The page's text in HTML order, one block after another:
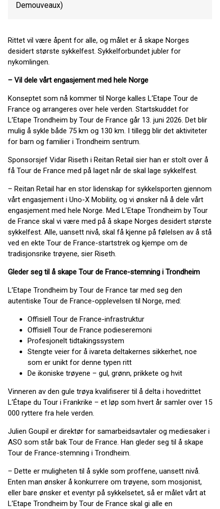
Demouveaux)
Rittet vil være åpent for alle, og målet er å skape Norges
desidert største sykkelfest. Sykkelforbundet jubler for
nykomlingen.
– Vil dele vårt engasjement med hele Norge
Konseptet som nå kommer til Norge kalles L’Etape Tour de
France og arrangeres over hele verden. Startskuddet for
L’Etape Trondheim by Tour de France går 13. juni 2026. Det blir
mulig å sykle både 75 km og 130 km. I tillegg blir det aktiviteter
for barn og familier i Trondheim sentrum.
Sponsorsjef Vidar Riseth i Reitan Retail sier han er stolt over å
få Tour de France med på laget når de skal lage sykkelfest.
– Reitan Retail har en stor lidenskap for sykkelsporten gjennom
vårt engasjement i Uno-X Mobility, og vi ønsker nå å dele vårt
engasjement med hele Norge. Med L’Etape Trondheim by Tour
de France skal vi være med på å skape Norges desidert største
sykkelfest. Alle, uansett nivå, skal få kjenne på følelsen av å stå
ved en ekte Tour de France-startstrek og kjempe om de
tradisjonsrike trøyene, sier Riseth.
Gleder seg til å skape Tour de France-stemning i Trondheim
L’Etape Trondheim by Tour de France tar med seg den
autentiske Tour de France-opplevelsen til Norge, med:
Offisiell Tour de France-infrastruktur
Offisiell Tour de France podieseremoni
Profesjonelt tidtakingssystem
Stengte veier for å ivareta deltakernes sikkerhet, noe
som er unikt for denne typen ritt
De ikoniske trøyene – gul, grønn, prikkete og hvit
Vinneren av den gule trøya kvalifiserer til å delta i hovedrittet
L’Étape du Tour i Frankrike – et løp som hvert år samler over 15
000 ryttere fra hele verden.
Julien Goupil er direktør for samarbeidsavtaler og mediesaker i
ASO som står bak Tour de France. Han gleder seg til å skape
Tour de France-stemning i Trondheim.
– Dette er muligheten til å sykle som proffene, uansett nivå.
Enten man ønsker å konkurrere om trøyene, som mosjonist,
eller bare ønsker et eventyr på sykkelsetet, så er målet vårt at
L’Etape Trondheim by Tour de France skal gi alle en